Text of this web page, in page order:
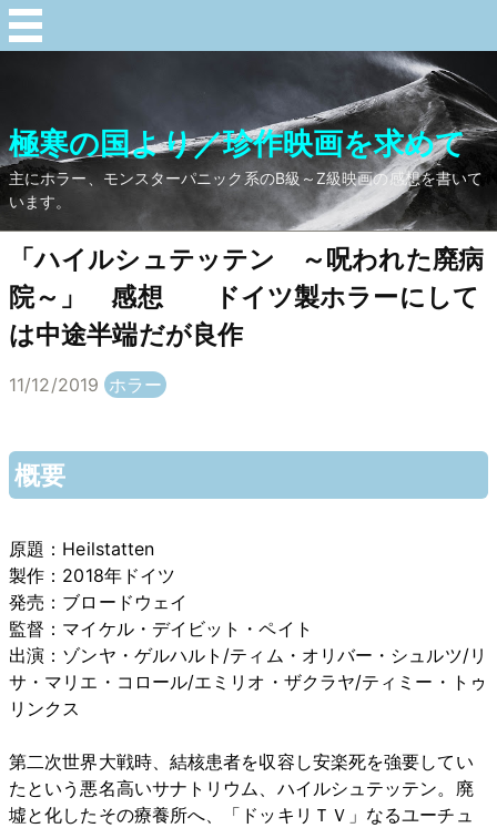
極寒の国より／珍作映画を求めて
主にホラー、モンスターパニック系のB級～Z級映画の感想を書いて
います。
「ハイルシュテッテン ～呪われた廃病
院～」 感想 ドイツ製ホラーにして
は中途半端だが良作
11/12/2019 ホラー
概要
原題：Heilstatten
製作：2018年ドイツ
発売：ブロードウェイ
監督：マイケル・デイビット・ペイト
出演：ゾンヤ・ゲルハルト/ティム・オリバー・シュルツ/リ
サ・マリエ・コロール/エミリオ・ザクラヤ/ティミー・トゥ
リンクス
第二次世界大戦時、結核患者を収容し安楽死を強要してい
たという悪名高いサナトリウム、ハイルシュテッテン。廃
墟と化したその療養所へ、「ドッキリＴＶ」なるユーチュ